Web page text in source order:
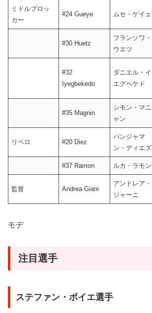
ミドルブロッ
カー
#24 Gueye ムセ・ゲイェ
#30 Huetz
フランソワ・
ウエツ
#32
Iyegbekedo
ダニエル・イ
エグベケド
#35 Magnin
シモン・マニ
ャン
リベロ #20 Diez
バンジャマ
ン・ディエズ
#37 Ramon ルカ・ラモン
監督 Andrea Giani
アンドレア・
ジャーニ
モデ
注目選手
ステファン・ボイエ選手